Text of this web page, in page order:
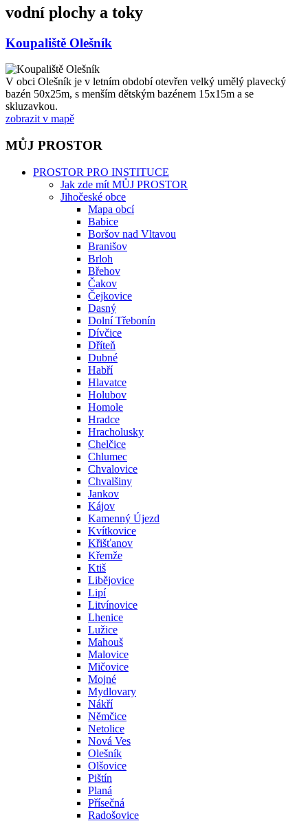
vodní plochy a toky
Koupaliště Olešník
V obci Olešník je v letním období otevřen velký umělý plavecký
bazén 50x25m, s menším dětským bazénem 15x15m a se
skluzavkou.
zobrazit v mapě
MŮJ PROSTOR
PROSTOR PRO INSTITUCE
Jak zde mít MŮJ PROSTOR
Jihočeské obce
Mapa obcí
Babice
Boršov nad Vltavou
Branišov
Brloh
Břehov
Čakov
Čejkovice
Dasný
Dolní Třebonín
Dívčice
Dříteň
Dubné
Habří
Hlavatce
Holubov
Homole
Hradce
Hracholusky
Chelčice
Chlumec
Chvalovice
Chvalšiny
Jankov
Kájov
Kamenný Újezd
Kvítkovice
Křišťanov
Křemže
Ktiš
Libějovice
Lipí
Litvínovice
Lhenice
Lužice
Mahouš
Malovice
Mičovice
Mojné
Mydlovary
Nákří
Němčice
Netolice
Nová Ves
Olešník
Olšovice
Pištín
Planá
Přísečná
Radošovice